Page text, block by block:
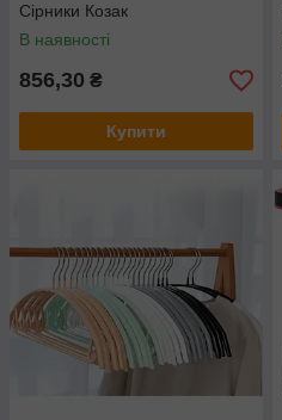
Сірники Козак
В наявності
856,30 ₴
Купити